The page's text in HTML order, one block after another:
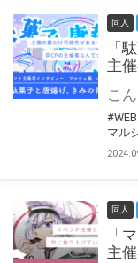
同人
「
主
マル
同人
「
主